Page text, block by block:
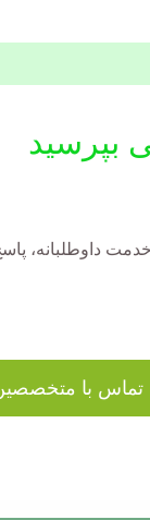
بپرسید
داوطلبانه،
تماس با